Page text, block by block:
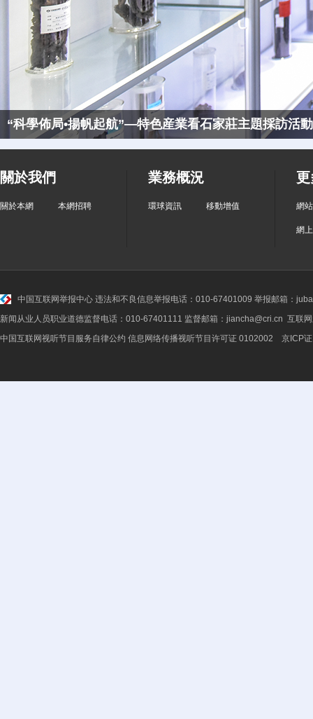
“科學佈局•揚帆起航”—特色産業看石家莊主題採訪活
關於我們
關於本網 本網招聘
業務概況
環球資訊 移動增值 網
網
中国互联网举报中心 违法和不良信息举报电话：010-67401009 举报邮箱：
新闻从业人员职业道德监督电话：010-67401111 监督邮箱：jiancha@cri.cn 互联
中国互联网视听节目服务自律公约 信息网络传播视听节目许可证 0102002 京ICP